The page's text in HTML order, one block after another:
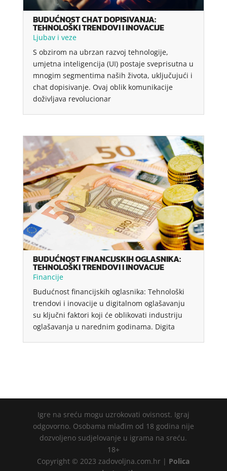
BUDUĆNOST CHAT DOPISIVANJA:
TEHNOLOŠKI TRENDOVI I INOVACIJE
Ljubav i veze
S obzirom na ubrzan razvoj tehnologije,
umjetna inteligencija (UI) postaje sveprisutna u
mnogim segmentima naših života, uključujući i
chat dopisivanje. Ovaj oblik komunikacije
doživljava revolucionar
BUDUĆNOST FINANCIJSKIH OGLASNIKA:
TEHNOLOŠKI TRENDOVI I INOVACIJE
Financije
Budućnost financijskih oglasnika: Tehnološki
trendovi i inovacije u digitalnom oglašavanju
su ključni faktori koji će oblikovati industriju
oglašavanja u narednim godinama. Digita
Igre na sreću mogu uzrokovati ovisnost. Igraj
odgovorno. Osobama mlađim od 18 godina nije
dozvoljeno sudjelovanje u igrama na sreću.
18+
Copyright © 2023 zadovoljna.com.hr | Polica